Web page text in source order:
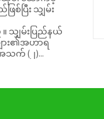
စ်ပြီး သျှမ်း
ား၏အဟာရ
သက် (၂)...